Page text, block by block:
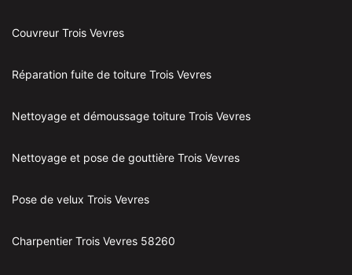
Couvreur Trois Vevres
Réparation fuite de toiture Trois Vevres
Nettoyage et démoussage toiture Trois Vevres
Nettoyage et pose de gouttière Trois Vevres
Pose de velux Trois Vevres
Charpentier Trois Vevres 58260